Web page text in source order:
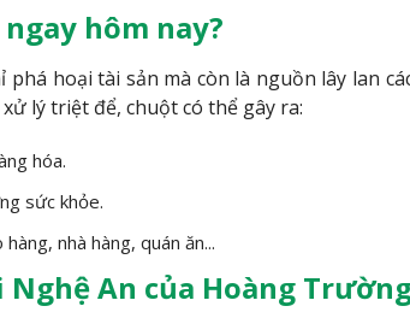
hôm nay?
hoại tài sản mà còn là nguồn lây lan
lý triệt để, chuột có thể gây ra:
hóa.
sức khỏe.
nhà hàng, quán ăn...
An của Hoàng